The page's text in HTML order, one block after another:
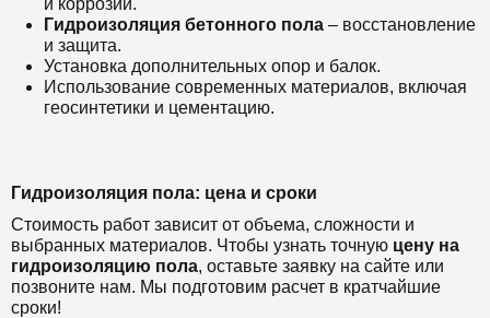
и коррозии.
Гидроизоляция бетонного пола – восстановление
и защита.
Установка дополнительных опор и балок.
Использование современных материалов, включая
геосинтетики и цементацию.
Гидроизоляция пола: цена и сроки
Стоимость работ зависит от объема, сложности и
выбранных материалов. Чтобы узнать точную цену на
гидроизоляцию пола, оставьте заявку на сайте или
позвоните нам. Мы подготовим расчет в кратчайшие
сроки!